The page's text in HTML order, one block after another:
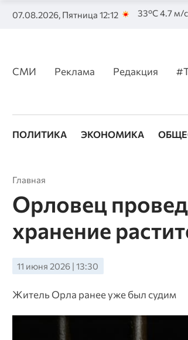
07.08.2026, Пятница 12:12 33°C 4.7 м/
СМИ Реклама Редакция
ПОЛИТИКА ЭКОНОМИКА
Главная
Орловец
хранение
11 июня 2026 | 13:30
Житель Орла ранее уже был судим